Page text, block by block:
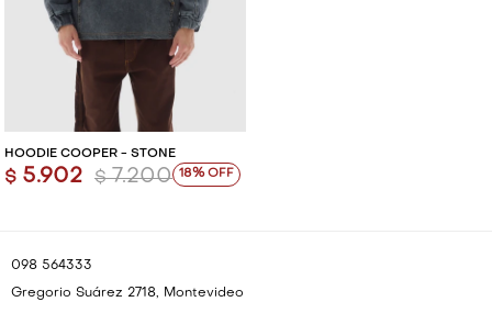
HOODIE COOPER - STONE
$ 5.902 $ 7.200 18
098 564333
Gregorio Suárez 2718, Montevideo
VESTIDOS Y MONOS
CAMISAS Y BLUSAS
SHORTS Y FALDAS
VESTIDOS Y MONOS
CAMISAS Y BLUSAS
SHORTS Y FALDAS